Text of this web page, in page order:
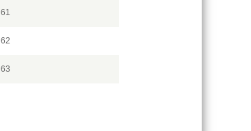
61
62
63